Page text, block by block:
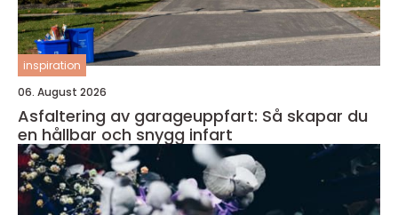
inspiration
06. August 2026
Asfaltering av garageuppfart: Så skapar du
en hållbar och snygg infart